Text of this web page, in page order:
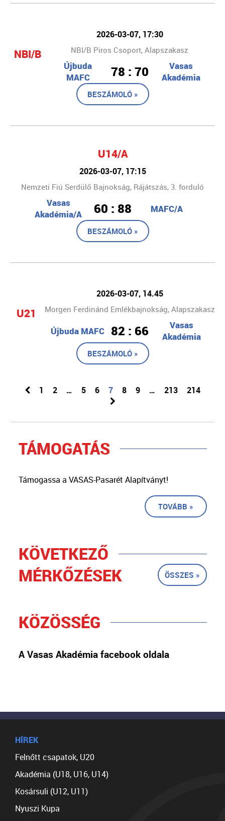
NBI/B
2026-03-07, 17:30
NBI/B Piros Csoport, Alapszakasz
Újbuda
MAFC
78 : 70
Vasas
Akadémia
BESZÁMOLÓ »
U14/A
2026-03-07, 17:15
Nemzeti Fiú Serdülő Bajnokság, Rájátszás, 3. forduló
Vasas
Akadémia/A
60 : 88 MAFC/A
BESZÁMOLÓ »
U21
2026-03-07, 14.45
Morgen Ferdinánd Emlékbajnokság, Alapszakasz
Újbuda MAFC 82 : 66
Vasas
Akadémia
BESZÁMOLÓ »
1 2 … 5 6 7 8 9 … 213 214
TÁMOGATÁS
Támogassa a VASAS-Pasarét Alapítványt!
TOVÁBB »
KÖVETKEZŐ
MÉRKŐZÉSEK
ÖSSZES »
KÖZÖSSÉG
A Vasas Akadémia facebook oldala
HÍREK
Felnőtt csapatok, U20
Akadémia (U18, U16, U14)
Kosársuli (U12, U11)
Nyuszi Kupa